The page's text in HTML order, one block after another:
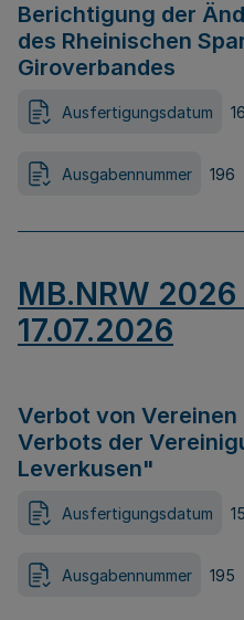
Berichtigung der
des Rheinischen
Giroverbandes
Ausfertigungsdatum
Ausgabennummer 196
MB.NRW 2026
17.07.2026
Verbot von Vereinen
Verbots der
Leverkusen"
Ausfertigungsdatum
Ausgabennummer 195